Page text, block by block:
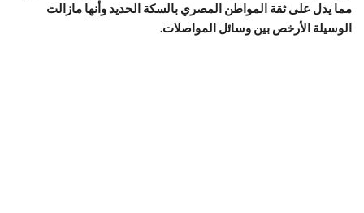
مما يدل على ثقة المواطن المصري بالسكة الحديد وأنها مازالت
الوسيلة الأرخص بين وسائل المواصلات.